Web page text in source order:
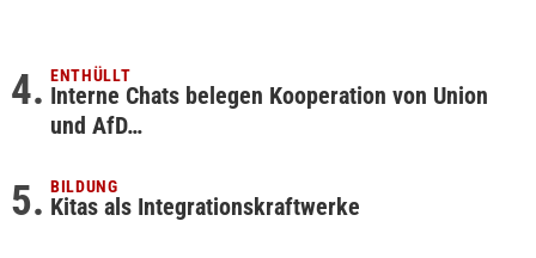
ENTHÜLLT
Interne Chats belegen Kooperation von Union
und AfD…
BILDUNG
Kitas als Integrationskraftwerke